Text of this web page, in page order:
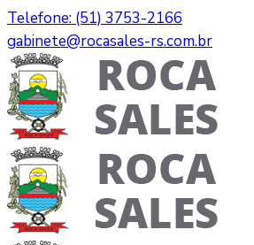
Telefone: (51) 3753-2166
gabinete@rocasales-rs.com.br